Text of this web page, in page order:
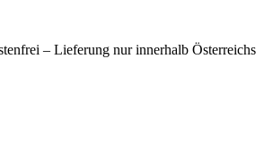
– Lieferung nur innerhalb Österreichs